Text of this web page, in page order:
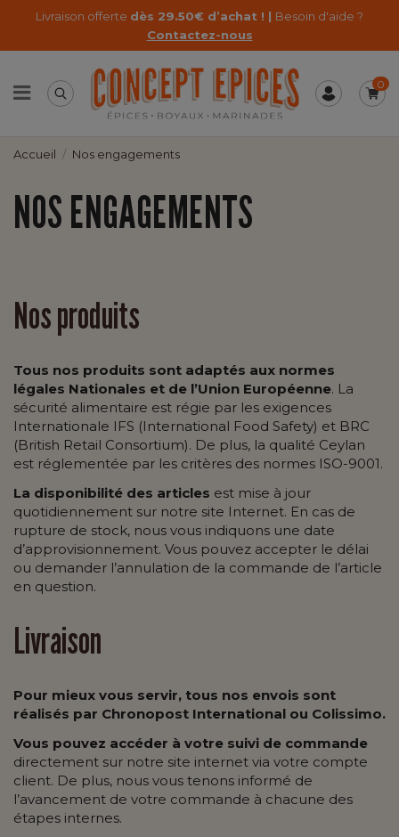
Livraison offerte dès 29.50€ d’achat ! | Besoin d'aide ?
Contactez-nous
0
Accueil Nos engagements
NOS ENGAGEMENTS
Nos produits
Tous nos produits sont adaptés aux normes
légales Nationales et de l’Union Européenne. La
sécurité alimentaire est régie par les exigences
Internationale IFS (International Food Safety) et BRC
(British Retail Consortium). De plus, la qualité Ceylan
est réglementée par les critères des normes ISO-9001.
La disponibilité des articles est mise à jour
quotidiennement sur notre site Internet. En cas de
rupture de stock, nous vous indiquons une date
d’approvisionnement. Vous pouvez accepter le délai
ou demander l’annulation de la commande de l’article
en question.
Livraison
Pour mieux vous servir, tous nos envois sont
réalisés par Chronopost International ou Colissimo.
Vous pouvez accéder à votre suivi de commande
directement sur notre site internet via votre compte
client. De plus, nous vous tenons informé de
l’avancement de votre commande à chacune des
étapes internes.